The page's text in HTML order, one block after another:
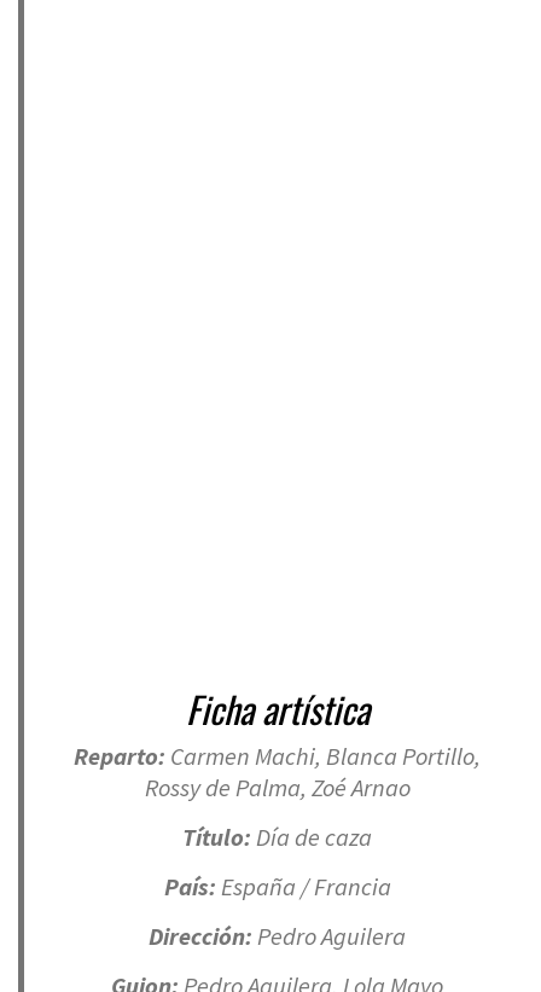
Ficha artística
Reparto: Carmen Machi, Blanca Portillo,
Rossy de Palma, Zoé Arnao
Título:Día de caza
País:España / Francia
Dirección:Pedro Aguilera